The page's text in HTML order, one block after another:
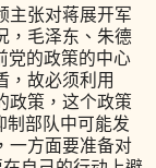
张对蒋展开军
，毛泽东、朱德
党的政策的中心
，故必须利用
政策，这个政策
制部队中可能发
一方面要准备对